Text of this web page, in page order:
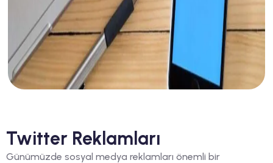
Twitter Reklamları
Günümüzde sosyal medya reklamları önemli bir